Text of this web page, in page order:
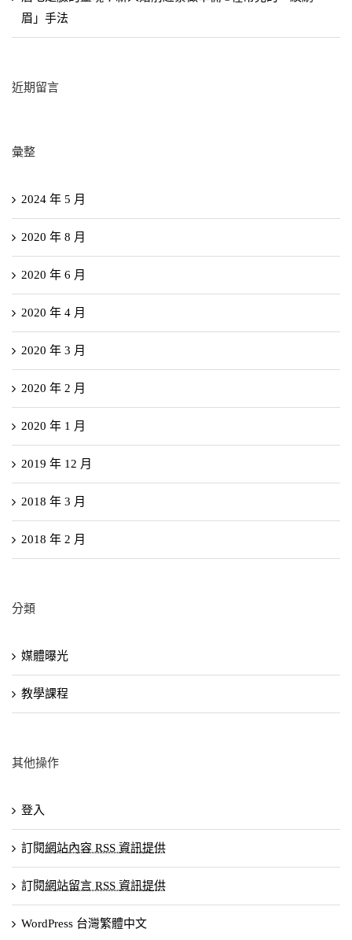
眉」手法
近期留言
彙整
2024 年 5 月
2020 年 8 月
2020 年 6 月
2020 年 4 月
2020 年 3 月
2020 年 2 月
2020 年 1 月
2019 年 12 月
2018 年 3 月
2018 年 2 月
分類
媒體曝光
教學課程
其他操作
登入
訂閱網站內容 RSS 資訊提供
訂閱網站留言 RSS 資訊提供
WordPress 台灣繁體中文